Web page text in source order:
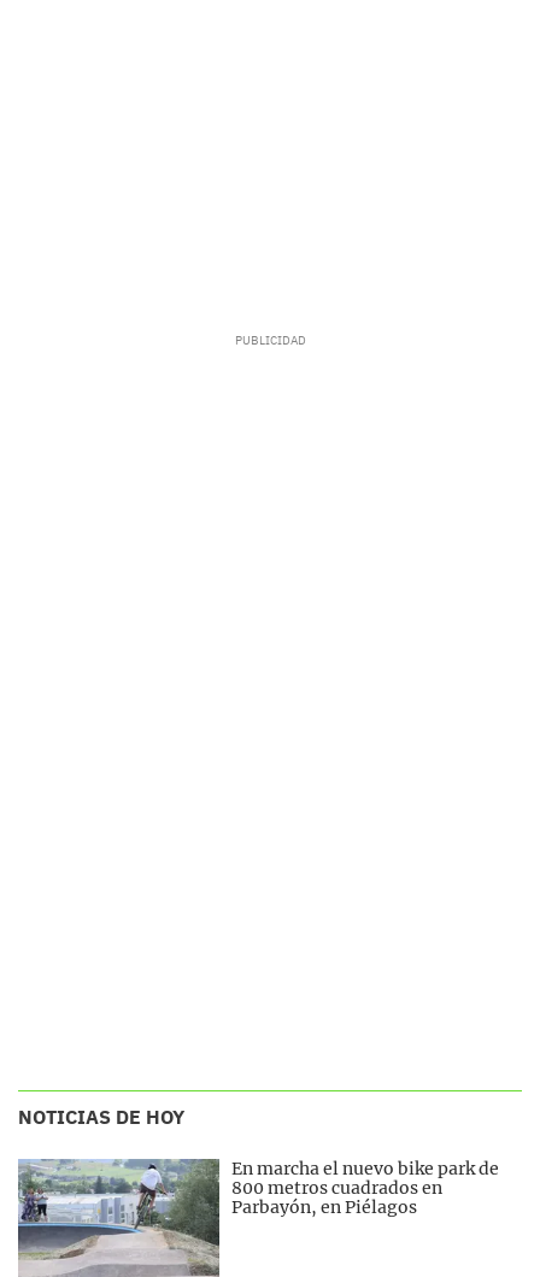
NOTICIAS DE HOY
En marcha el nuevo bike park de
800 metros cuadrados en
Parbayón, en Piélagos